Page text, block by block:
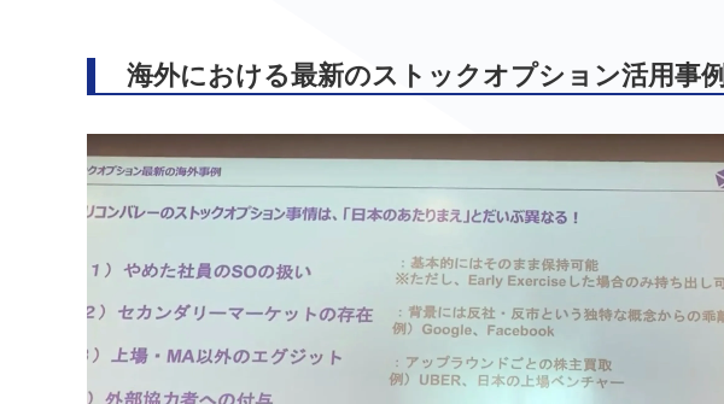
海外における最新のストックオプション活用事例